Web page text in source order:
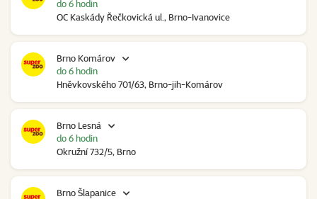
OC Kaskády Řečkovická ul., Brno-Ivanovice
do 6 hodin
Brno Komárov
Hněvkovského 701/63, Brno-jih-Komárov
do 6 hodin
Brno Lesná
Okružní 732/5, Brno
do 6 hodin
Brno Šlapanice